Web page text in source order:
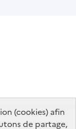
(cookies) afin
de partage,
info.gouv.fr